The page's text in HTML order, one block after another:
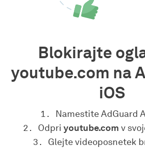
Blokirajte
youtube.com na
iOS
Namestite AdGuard
Odpri youtube.com v
Glejte videoposnetek